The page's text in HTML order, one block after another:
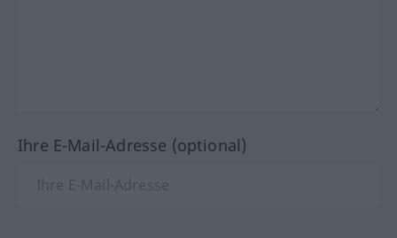
Ihre E-Mail-Adresse (optional)